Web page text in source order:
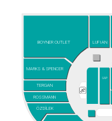
BOYNER OUTLET LUFIAN
GAP
MARKS & SPENCER
ÖZDİLEK
ROSSMANN
TERGAN